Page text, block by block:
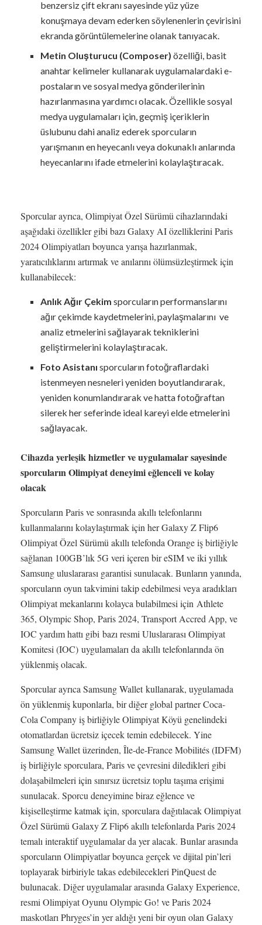
benzersiz çift ekranı sayesinde yüz yüze
konuşmaya devam ederken söylenenlerin çevirisini
ekranda görüntülemelerine olanak tanıyacak.
Metin Oluşturucu (Composer) özelliği, basit
anahtar kelimeler kullanarak uygulamalardaki e-
postaların ve sosyal medya gönderilerinin
hazırlanmasına yardımcı olacak. Özellikle sosyal
medya uygulamaları için, geçmiş içeriklerin
üslubunu dahi analiz ederek sporcuların
yarışmanın en heyecanlı veya dokunaklı anlarında
heyecanlarını ifade etmelerini kolaylaştıracak.
Sporcular ayrıca, Olimpiyat Özel Sürümü cihazlarındaki
aşağıdaki özellikler gibi bazı Galaxy AI özelliklerini Paris
2024 Olimpiyatları boyunca yarışa hazırlanmak,
yaratıcılıklarını artırmak ve anılarını ölümsüzleştirmek için
kullanabilecek:
Anlık Ağır Çekim sporcuların performanslarını
ağır çekimde kaydetmelerini, paylaşmalarını ve
analiz etmelerini sağlayarak tekniklerini
geliştirmelerini kolaylaştıracak.
Foto Asistanı sporcuların fotoğraflardaki
istenmeyen nesneleri yeniden boyutlandırarak,
yeniden konumlandırarak ve hatta fotoğraftan
silerek her seferinde ideal kareyi elde etmelerini
sağlayacak.
Cihazda yerleşik hizmetler ve uygulamalar sayesinde
sporcuların Olimpiyat deneyimi eğlenceli ve kolay
olacak
Sporcuların Paris ve sonrasında akıllı telefonlarını
kullanmalarını kolaylaştırmak için her Galaxy Z Flip6
Olimpiyat Özel Sürümü akıllı telefonda Orange iş birliğiyle
sağlanan 100GB’lık 5G veri içeren bir eSIM ve iki yıllık
Samsung uluslararası garantisi sunulacak. Bunların yanında,
sporcuların oyun takvimini takip edebilmesi veya aradıkları
Olimpiyat mekanlarını kolayca bulabilmesi için Athlete
365, Olympic Shop, Paris 2024, Transport Accred App, ve
IOC yardım hattı gibi bazı resmi Uluslararası Olimpiyat
Komitesi (IOC) uygulamaları da akıllı telefonlarında ön
yüklenmiş olacak.
Sporcular ayrıca Samsung Wallet kullanarak, uygulamada
ön yüklenmiş kuponlarla, bir diğer global partner Coca-
Cola Company iş birliğiyle Olimpiyat Köyü genelindeki
otomatlardan ücretsiz içecek temin edebilecek. Yine
Samsung Wallet üzerinden, Île-de-France Mobilités (IDFM)
iş birliğiyle sporculara, Paris ve çevresini diledikleri gibi
dolaşabilmeleri için sınırsız ücretsiz toplu taşıma erişimi
sunulacak. Sporcu deneyimine biraz eğlence ve
kişiselleştirme katmak için, sporculara dağıtılacak Olimpiyat
Özel Sürümü Galaxy Z Flip6 akıllı telefonlarda Paris 2024
temalı interaktif uygulamalar da yer alacak. Bunlar arasında
sporcuların Olimpiyatlar boyunca gerçek ve dijital pin’leri
toplayarak birbiriyle takas edebilecekleri PinQuest de
bulunacak. Diğer uygulamalar arasında Galaxy Experience,
resmi Olimpiyat Oyunu Olympic Go! ve Paris 2024
maskotları Phryges’in yer aldığı yeni bir oyun olan Galaxy